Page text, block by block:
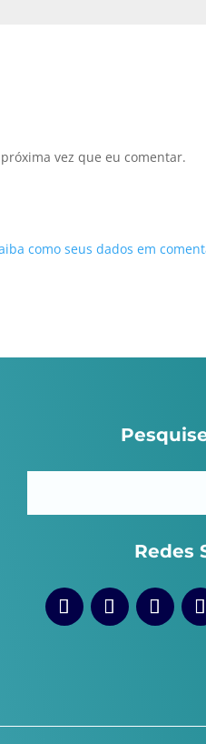
vez que eu comentar.
como seus dados em
Redes